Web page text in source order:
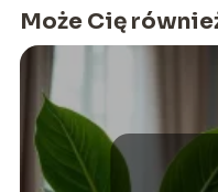
Może Cię